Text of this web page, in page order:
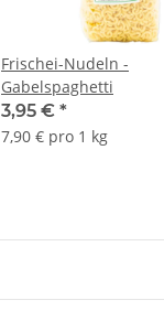
Frischei-Nudeln -
Gabelspaghetti
3,95 € *
7,90 € pro 1 kg